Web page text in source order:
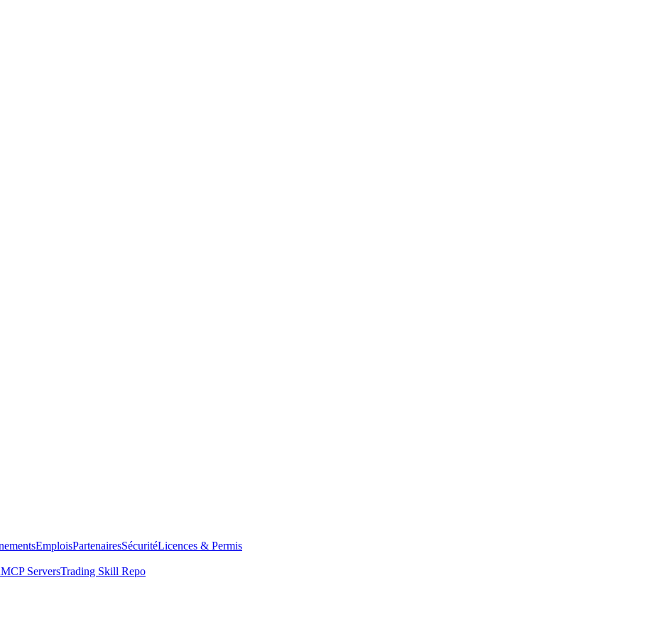
EmploisPartenairesSécuritéLicences & Permis
MCP ServersTrading Skill Repo